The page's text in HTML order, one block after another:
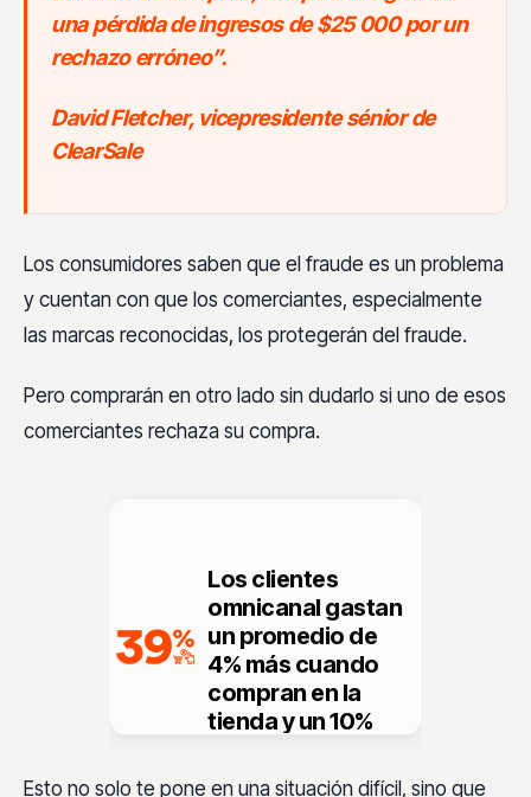
una pérdida de ingresos de $25 000 por un
rechazo erróneo”.
David Fletcher, vicepresidente sénior de
ClearSale
Los consumidores saben que el fraude es un problema
y cuentan con que los comerciantes, especialmente
las marcas reconocidas, los protegerán del fraude.
Pero comprarán en otro lado sin dudarlo si uno de esos
comerciantes rechaza su compra.
Los clientes
omnicanal gastan
un promedio de
4% más cuando
compran en la
tienday un10%
aquellos que usan
Esto no solo te pone en una situación difícil, sino que